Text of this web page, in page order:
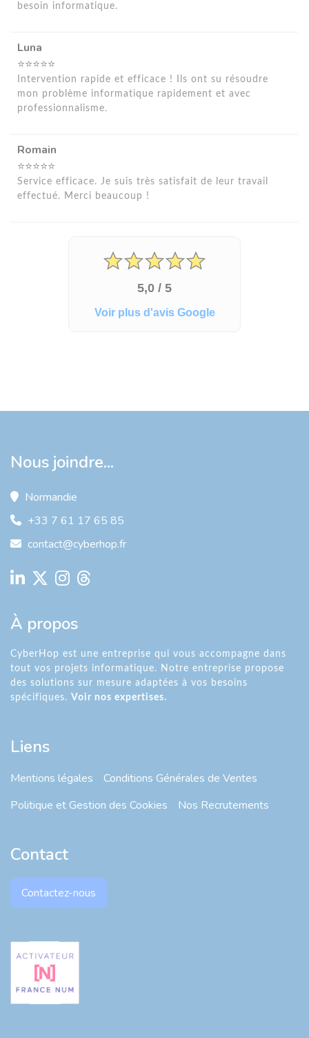
besoin informatique.
Luna
⭐⭐⭐⭐⭐
Intervention rapide et efficace ! Ils ont su résoudre
mon problème informatique rapidement et avec
professionnalisme.
Romain
⭐⭐⭐⭐⭐
Service efficace. Je suis très satisfait de leur travail
effectué. Merci beaucoup !
5,0 / 5
Voir plus d'avis Google
Nous joindre...
Normandie
+33 7 61 17 65 85
contact@cyberhop.fr
À propos
CyberHop est une entreprise qui vous accompagne dans
tout vos projets informatique. Notre entreprise propose
des solutions sur mesure adaptées à vos besoins
spécifiques. Voir nos expertises.
Liens
Mentions légales
Conditions Générales de Ventes
Politique et Gestion des Cookies
Nos Recrutements
Contact
Contactez-nous